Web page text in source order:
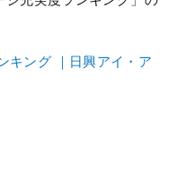
キング ｜日興アイ・ア